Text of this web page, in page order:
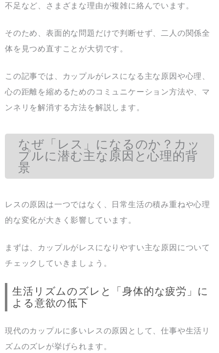
不足など、さまざまな理由が複雑に絡んでいます。
そのため、表面的な問題だけで判断せず、二人の関係全
体を見つめ直すことが大切です。
この記事では、カップルがレスになる主な原因や心理、
心の距離を縮めるためのコミュニケーション方法や、マ
ンネリを解消する方法を解説します。
なぜ「レス」になるのか？カッ
プルに潜む主な原因と心理的背
景
レスの原因は一つではなく、日常生活の積み重ねや心理
的な変化が大きく影響しています。
まずは、カップルがレスになりやすい主な原因について
チェックしていきましょう。
生活リズムのズレと「身体的な疲労」に
よる意欲の低下
現代のカップルに多いレスの原因として、仕事や生活リ
ズムのズレが挙げられます。